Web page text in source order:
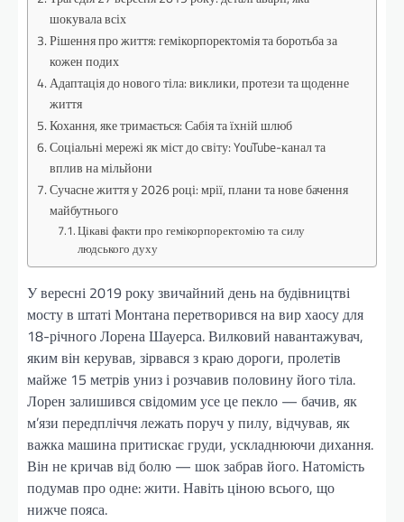
шокувала всіх
Рішення про життя: гемікорпоректомія та боротьба за
кожен подих
Адаптація до нового тіла: виклики, протези та щоденне
життя
Кохання, яке тримається: Сабія та їхній шлюб
Соціальні мережі як міст до світу: YouTube-канал та
вплив на мільйони
Сучасне життя у 2026 році: мрії, плани та нове бачення
майбутнього
Цікаві факти про гемікорпоректомію та силу
людського духу
У вересні 2019 року звичайний день на будівництві
мосту в штаті Монтана перетворився на вир хаосу для
18-річного Лорена Шауерса. Вилковий навантажувач,
яким він керував, зірвався з краю дороги, пролетів
майже 15 метрів униз і розчавив половину його тіла.
Лорен залишився свідомим усе це пекло — бачив, як
м’язи передпліччя лежать поруч у пилу, відчував, як
важка машина притискає груди, ускладнюючи дихання.
Він не кричав від болю — шок забрав його. Натомість
подумав про одне: жити. Навіть ціною всього, що
нижче пояса.